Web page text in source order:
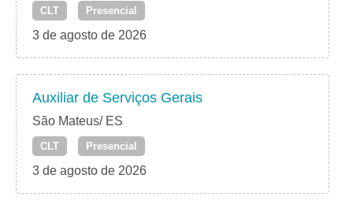
CLT Presencial
3 de agosto de 2026
Auxiliar de Serviços Gerais
São Mateus/ ES
CLT Presencial
3 de agosto de 2026